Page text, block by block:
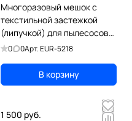
Многоразовый мешок с
текстильной застежкой
(липучкой) для пылесосов
KARCHER MV 3, WD 3
0 0Арт.EUR-5218
В корзину
1 500 руб.